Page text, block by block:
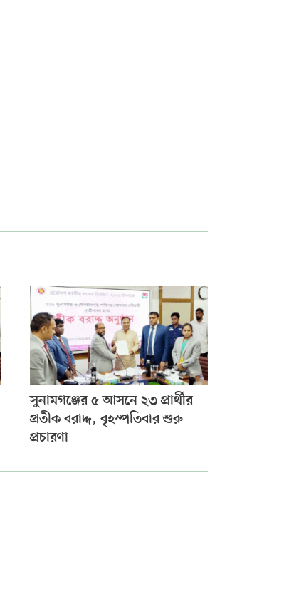
সুনামগঞ্জের ৫ আসনে ২৩ প্রার্থীর
প্রতীক বরাদ্দ, বৃহস্পতিবার শুরু
প্রচারণা